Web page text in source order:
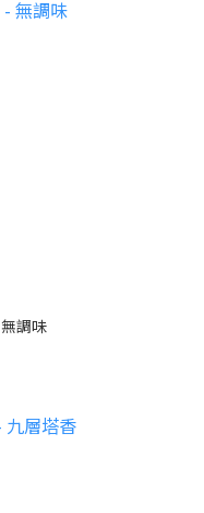
【180g舒肥雞胸】- 無調味